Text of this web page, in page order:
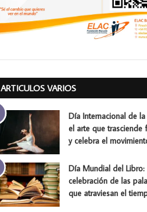
ARTICULOS VARIOS
Día Internacional de la
el arte que trasciende
y celebra el
Día Mundial del Libro:
celebración de las
que atraviesan el